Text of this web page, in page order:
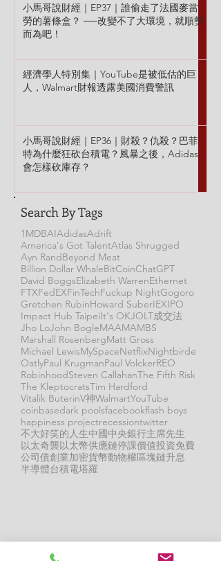
小馬哥說財經｜EP37｜誰偷走了法國麥當
勞的薯條盒？ ──改變不了大環境，就順勢
而為吧！
經濟學人特別集｜YouTube是被低估的巨
人，Walmart財報透露美國消費警訊
小馬哥說財經｜EP36｜財殺？仇殺？巴菲
特為什麼狂砍台積電？風暴之後，Adidas
會怎樣砍庫存？
Search By Tags
1MDBAIAdidasAdrift
America's Got TalentAtlas Shrugged
Ayn RandBeyond Meat
Billion Dollar WhaleBitCoinChatGPT
David BoggsElizabeth WarrenEthernet
FTXFedEXFinTechFuckup NightGogoro
Gretchen RubinHoward SuberIEXIPO
Impact Hub TaipeiIt's OKJOLT成交法
Jho LoJohn BogleMAAMAMBS
Marshall RosenbergMatt Gross
Michael LewisMySpaceNetflixNightbirde
OatlyPaul KrugmanPaul VolckerREO
RobinhoodSteven CallahanThe Fifth Risk
The KleptocratsTim Hardford
Vitalik ButerinV神WalmartYouTube
coinbasedark poolsfacebookflash boys
happiness projectrecessiontwitter
不大好笑的人生中國中央銀行主席先生
以太奇襲以太幣供應鏈停課價值投資免費
公司債創業加密貨幣動物權區塊鏈升息
半導體台積電塔羅